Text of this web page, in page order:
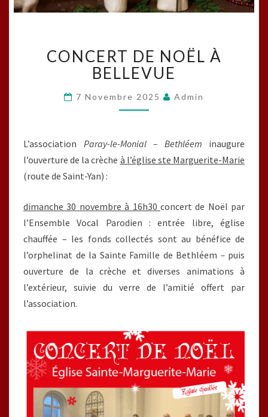
DE
NOËL
À
BELLEVUE
CONCERT DE NOËL À
BELLEVUE
7 Novembre 2025 Admin
L’association Paray-le-Monial – Bethléem inaugure
l’ouverture de la crèche à l’église ste Marguerite-Marie
(route de Saint-Yan) :
dimanche 30 novembre à 16h30 concert de Noël par
l’Ensemble Vocal Parodien : entrée libre, église
chauffée – les fonds collectés sont au bénéfice de
l’orphelinat de la Sainte Famille de Bethléem – puis
ouverture de la crèche et diverses animations à
l’extérieur, suivie du verre de l’amitié offert par
l’association.